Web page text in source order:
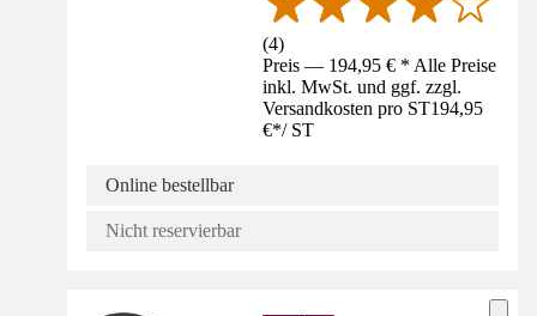
(4)
Preis — 194,95 € * Alle Preise
inkl. MwSt. und ggf. zzgl.
Versandkosten pro ST194,95
€*/ ST
Online bestellbar
Nicht reservierbar